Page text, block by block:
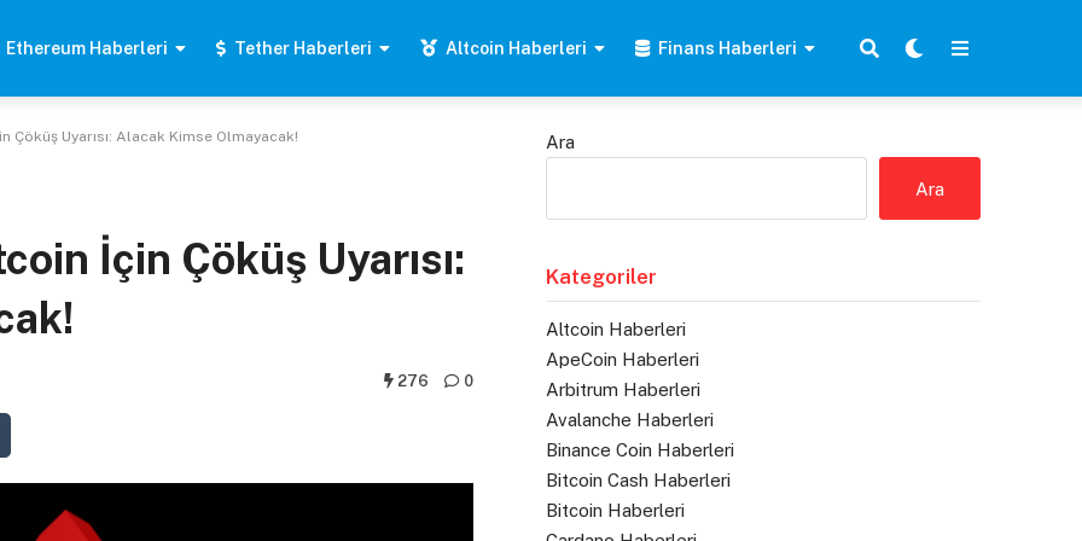
Ethereum Haberleri Tether Haberleri Altcoin Haberleri Finans Haberleri
Çöküş Uyarısı: Alacak Kimse Olmayacak!
İçin Çöküş Uyarısı:
276 0
Ara
Ara
Kategoriler
Altcoin Haberleri
ApeCoin Haberleri
Arbitrum Haberleri
Avalanche Haberleri
Binance Coin Haberleri
Bitcoin Cash Haberleri
Bitcoin Haberleri